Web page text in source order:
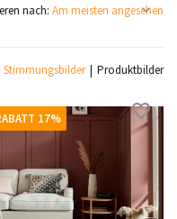
Stimmungsbilder Produktbilder
nach:
17%